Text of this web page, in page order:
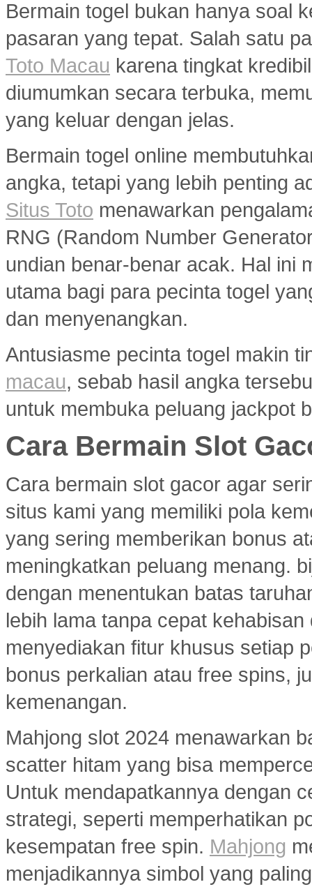
Bermain togel bukan hanya soal
pasaran yang tepat. Salah satu
Toto Macau karena tingkat
diumumkan secara terbuka,
yang keluar dengan jelas.
Bermain togel online
angka, tetapi yang lebih penting
Situs Toto menawarkan
RNG (Random Number
undian benar-benar acak. Hal ini
utama bagi para pecinta togel
dan menyenangkan.
Antusiasme pecinta togel makin
macau, sebab hasil angka
untuk membuka peluang jackpot
Cara Bermain Slot
Cara bermain slot gacor agar
situs kami yang memiliki pola
yang sering memberikan bonus
meningkatkan peluang menang.
dengan menentukan batas
lebih lama tanpa cepat
menyediakan fitur khusus setiap
bonus perkalian atau free spins,
kemenangan.
Mahjong slot 2024 menawarkan
scatter hitam yang bisa
Untuk mendapatkannya dengan
strategi, seperti memperhatikan
kesempatan free spin. Mahjong
menjadikannya simbol yang